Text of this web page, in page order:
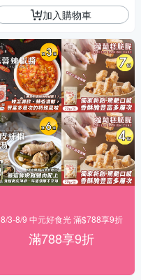
加入購物車
8/3-8/9 中元好食光 滿$788享9折
滿788享9折